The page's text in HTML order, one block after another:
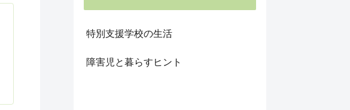
特別支援学校の生活
障害児と暮らすヒント